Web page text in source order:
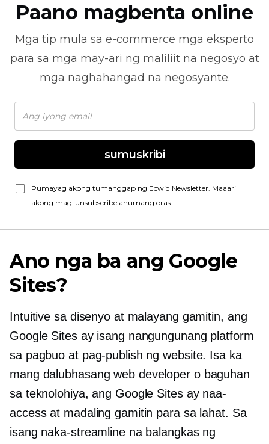
Paano magbenta online
Mga tip mula sa e-commerce mga eksperto
para sa mga may-ari ng maliliit na negosyo at
mga naghahangad na negosyante.
sumuskribi
Pumayag akong tumanggap ng Ecwid Newsletter. Maaari
akong mag-unsubscribe anumang oras.
Ano nga ba ang Google
Sites?
Intuitive sa disenyo at malayang gamitin, ang
Google Sites ay isang nangungunang platform
sa pagbuo at pag-publish ng website. Isa ka
mang dalubhasang web developer o baguhan
sa teknolohiya, ang Google Sites ay naa-
access at madaling gamitin para sa lahat. Sa
isang naka-streamline na balangkas ng